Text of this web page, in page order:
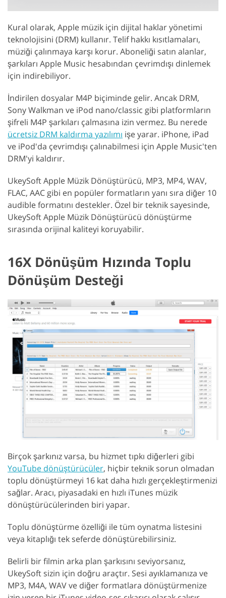
Kural olarak, Apple müzik için dijital haklar yönetimi
teknolojisini (DRM) kullanır. Telif hakkı kısıtlamaları,
müziği çalınmaya karşı korur. Aboneliği satın alanlar,
şarkıları Apple Music hesabından çevrimdışı dinlemek
için indirebiliyor.
İndirilen dosyalar M4P biçiminde gelir. Ancak DRM,
Sony Walkman ve iPod nano/classic gibi platformların
şifreli M4P şarkıları çalmasına izin vermez. Bu nerede
ücretsiz DRM kaldırma yazılımı işe yarar. iPhone, iPad
ve iPod'da çevrimdışı çalınabilmesi için Apple Music'ten
DRM'yi kaldırır.
UkeySoft Apple Müzik Dönüştürücü, MP3, MP4, WAV,
FLAC, AAC gibi en popüler formatların yanı sıra diğer 10
audible formatını destekler. Özel bir teknik sayesinde,
UkeySoft Apple Müzik Dönüştürücü dönüştürme
sırasında orijinal kaliteyi koruyabilir.
16X Dönüşüm Hızında Toplu
Dönüşüm Desteği
Birçok şarkınız varsa, bu hizmet tıpkı diğerleri gibi
YouTube dönüştürücüler, hiçbir teknik sorun olmadan
toplu dönüştürmeyi 16 kat daha hızlı gerçekleştirmenizi
sağlar. Aracı, piyasadaki en hızlı iTunes müzik
dönüştürücülerinden biri yapar.
Toplu dönüştürme özelliği ile tüm oynatma listesini
veya kitaplığı tek seferde dönüştürebilirsiniz.
Belirli bir filmin arka plan şarkısını seviyorsanız,
UkeySoft sizin için doğru araçtır. Sesi ayıklamanıza ve
MP3, M4A, WAV ve diğer formatlara dönüştürmenize